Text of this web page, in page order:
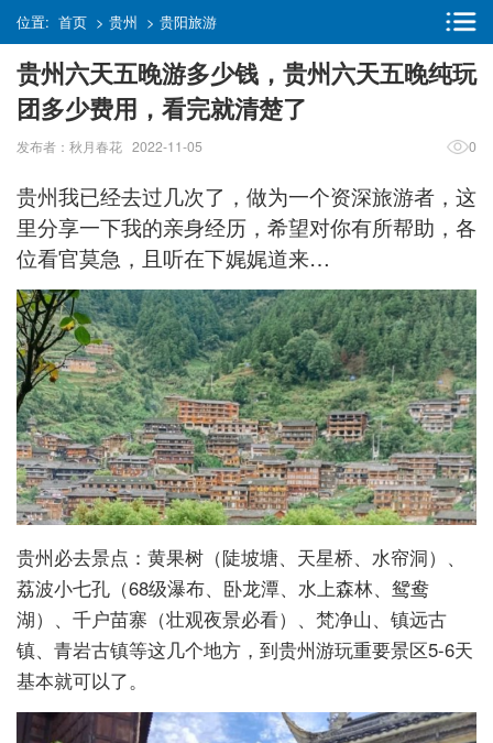
位置: 首页 > 贵州 > 贵阳旅游
贵州六天五晚游多少钱，贵州六天五晚纯玩
团多少费用，看完就清楚了
发布者：秋月春花 2022-11-05 0
贵州我已经去过几次了，做为一个资深旅游者，这
里分享一下我的亲身经历，希望对你有所帮助，各
位看官莫急，且听在下娓娓道来…
贵州必去景点：黄果树（陡坡塘、天星桥、水帘洞）、
荔波小七孔（68级瀑布、卧龙潭、水上森林、鸳鸯
湖）、千户苗寨（壮观夜景必看）、梵净山、镇远古
镇、青岩古镇等这几个地方，到贵州游玩重要景区5-6天
基本就可以了。